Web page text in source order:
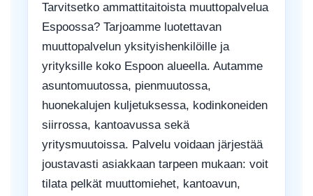
Tarvitsetko ammattitaitoista muuttopalvelua
Espoossa? Tarjoamme luotettavan
muuttopalvelun yksityishenkilöille ja
yrityksille koko Espoon alueella. Autamme
asuntomuutossa, pienmuutossa,
huonekalujen kuljetuksessa, kodinkoneiden
siirrossa, kantoavussa sekä
yritysmuutoissa. Palvelu voidaan järjestää
joustavasti asiakkaan tarpeen mukaan: voit
tilata pelkät muuttomiehet, kantoavun,